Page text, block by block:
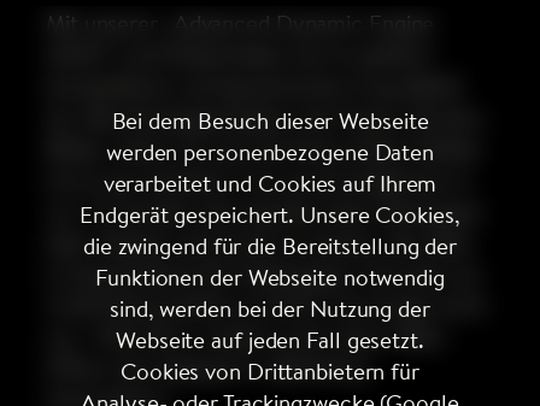
Mit unserer „Advanced Dynamic Engine
ab. Alle Kampagnendaten wie Preise, Routen,
Bilder, Texte, 1st und 3rd Party Daten fließen
live in ein zentrales Tool und ermöglichen in
nur 72 Stunden eine globale Sales Kampagne
über Display und Social zu starten, die allein
in Deutschland 144 Zielgruppen mit mehr als
4.000 Botschaften erreicht. Das bringt nicht
nur +50% ROI, sondern auch einen Silber
Effie in der Kategorie „Marketing-
Automation“.
Bei dem Besuch dieser Webseite
werden personenbezogene Daten
verarbeitet und Cookies auf Ihrem
Endgerät gespeichert. Unsere Cookies,
die zwingend für die Bereitstellung der
Funktionen der Webseite notwendig
sind, werden bei der Nutzung der
Webseite auf jeden Fall gesetzt.
Cookies von Drittanbietern für